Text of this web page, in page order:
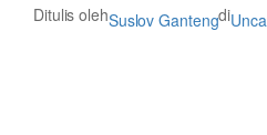
Ditulis olehSuslov Gantengdi